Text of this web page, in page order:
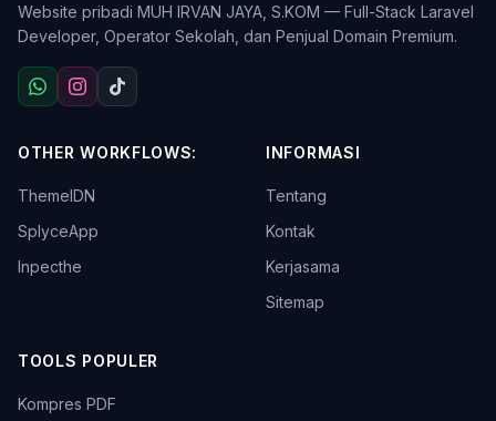
Website pribadi MUH IRVAN JAYA, S.KOM — Full-Stack Laravel
Developer, Operator Sekolah, dan Penjual Domain Premium.
OTHER WORKFLOWS:
ThemeIDN
SplyceApp
Inpecthe
INFORMASI
Tentang
Kontak
Kerjasama
Sitemap
TOOLS POPULER
Kompres PDF